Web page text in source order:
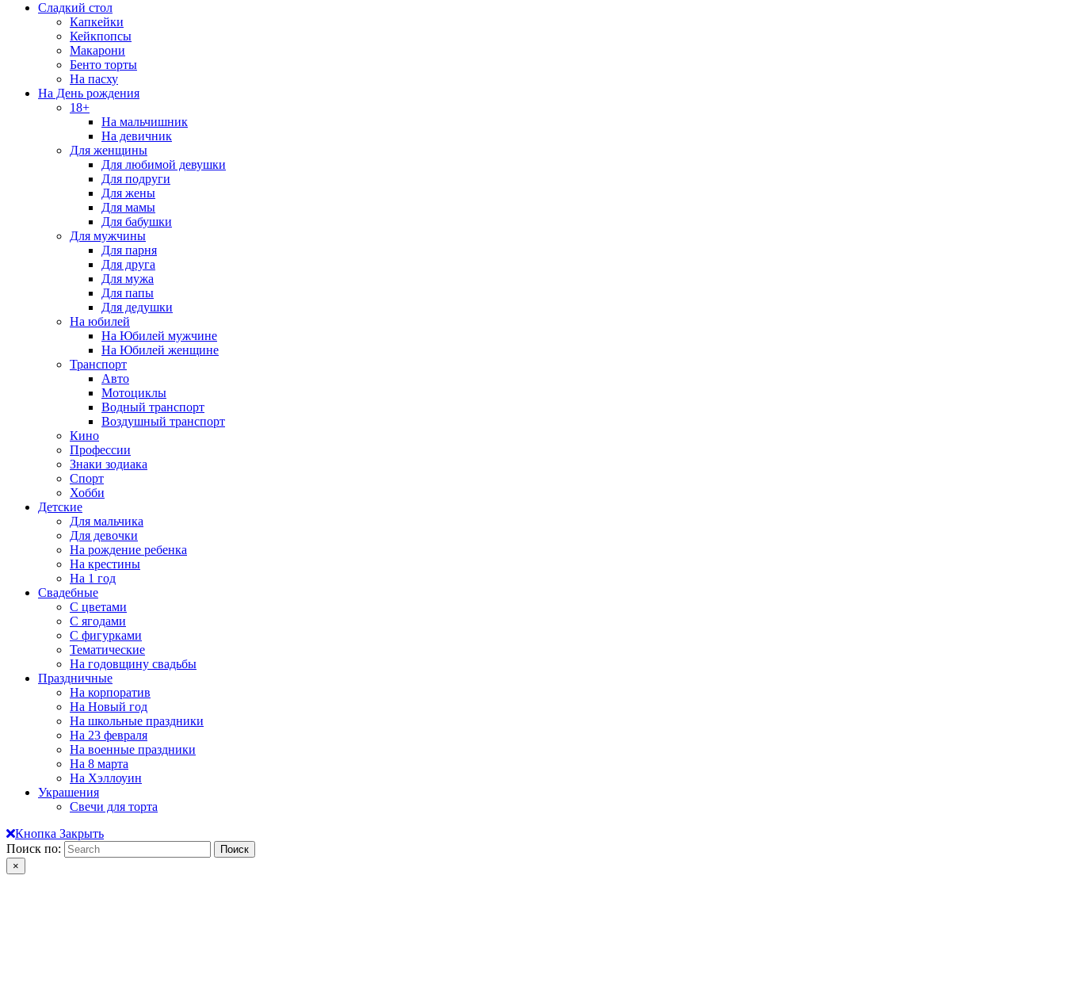
Сладкий стол
Капкейки
Кейкпопсы
Макарони
Бенто торты
На пасху
На День рождения
18+
На мальчишник
На девичник
Для женщины
Для любимой девушки
Для подруги
Для жены
Для мамы
Для бабушки
Для мужчины
Для парня
Для друга
Для мужа
Для папы
Для дедушки
На юбилей
На Юбилей мужчине
На Юбилей женщине
Транспорт
Авто
Мотоциклы
Водный транспорт
Воздушный транспорт
Кино
Профессии
Знаки зодиака
Спорт
Хобби
Детские
Для мальчика
Для девочки
На рождение ребенка
На крестины
На 1 год
Свадебные
С цветами
С ягодами
С фигурками
Тематические
На годовщину свадьбы
Праздничные
На корпоратив
На Новый год
На школьные праздники
На 23 февраля
На военные праздники
На 8 марта
На Хэллоуин
Украшения
Свечи для торта
Кнопка Закрыть
Поиск по:
×